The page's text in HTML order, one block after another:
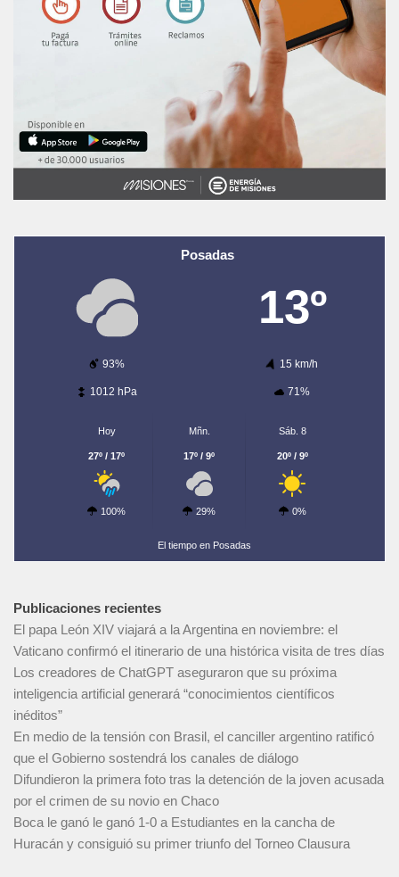
Posadas
13º
93% 15 km/h
1012 hPa 71%
Hoy
27º / 17º
100%
Mñn.
17º / 9º
29%
Sáb. 8
20º / 9º
0%
El tiempo en Posadas
Publicaciones recientes
El papa León XIV viajará a la Argentina en noviembre: el
Vaticano confirmó el itinerario de una histórica visita de tres días
Los creadores de ChatGPT aseguraron que su próxima
inteligencia artificial generará “conocimientos científicos
inéditos”
En medio de la tensión con Brasil, el canciller argentino ratificó
que el Gobierno sostendrá los canales de diálogo
Difundieron la primera foto tras la detención de la joven acusada
por el crimen de su novio en Chaco
Boca le ganó le ganó 1-0 a Estudiantes en la cancha de
Huracán y consiguió su primer triunfo del Torneo Clausura